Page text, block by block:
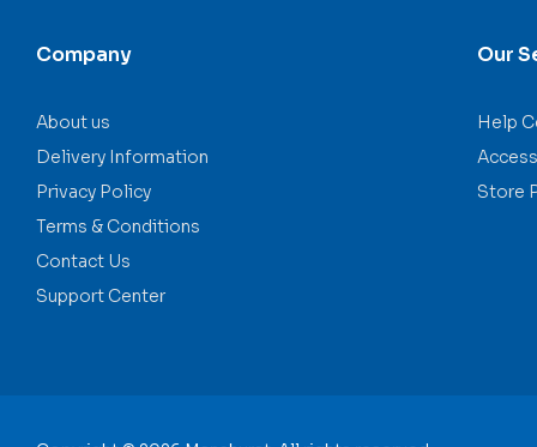
Company
About us
Delivery Information
Privacy Policy
Terms & Conditions
Contact Us
Support Center
Our
Help
Store